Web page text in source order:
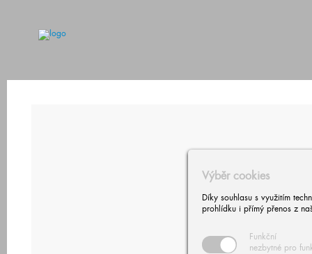
Výběr cookies
Díky souhlasu s využitím
prohlídku i přímý přenos z
Funkční
nezbytné pro